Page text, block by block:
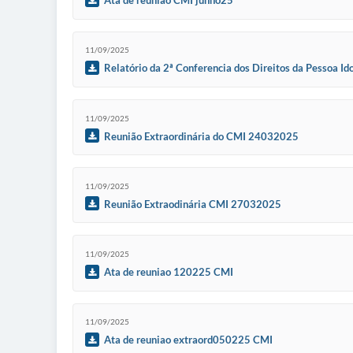
11/09/2025
Relatório da 2ª Conferencia dos Direitos da Pessoa
11/09/2025
Reunião Extraordinária do CMI 24032025
11/09/2025
Reunião Extraodinária CMI 27032025
11/09/2025
Ata de reuniao 120225 CMI
11/09/2025
Ata de reuniao extraord050225 CMI